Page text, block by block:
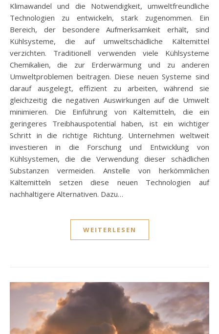
Klimawandel und die Notwendigkeit, umweltfreundliche
Technologien zu entwickeln, stark zugenommen. Ein
Bereich, der besondere Aufmerksamkeit erhält, sind
Kühlsysteme, die auf umweltschädliche Kältemittel
verzichten. Traditionell verwenden viele Kühlsysteme
Chemikalien, die zur Erderwärmung und zu anderen
Umweltproblemen beitragen. Diese neuen Systeme sind
darauf ausgelegt, effizient zu arbeiten, während sie
gleichzeitig die negativen Auswirkungen auf die Umwelt
minimieren. Die Einführung von Kältemitteln, die ein
geringeres Treibhauspotential haben, ist ein wichtiger
Schritt in die richtige Richtung. Unternehmen weltweit
investieren in die Forschung und Entwicklung von
Kühlsystemen, die die Verwendung dieser schädlichen
Substanzen vermeiden. Anstelle von herkömmlichen
Kältemitteln setzen diese neuen Technologien auf
nachhaltigere Alternativen. Dazu…
WEITERLESEN